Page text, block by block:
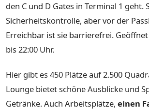
den C und D Gates in Terminal 1 geht.
Sicherheitskontrolle, aber vor der
Erreichbar ist sie barrierefrei.
bis 22:00 Uhr.
Hier gibt es 450 Plätze auf 2.500
Lounge bietet schöne Ausblicke und
Getränke. Auch Arbeitsplätze, einen